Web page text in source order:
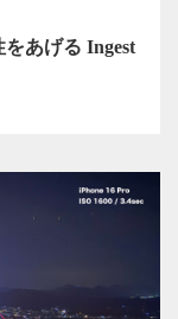
あげる Ingest